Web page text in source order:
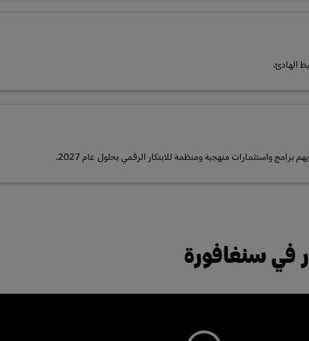
الهادئ.
واستثمارات منهجية ومنظمة للابتكار الرقمي بحلول عام 2027.